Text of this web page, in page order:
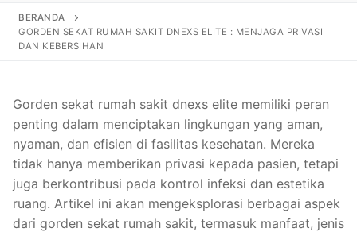
BERANDA
GORDEN SEKAT RUMAH SAKIT DNEXS ELITE : MENJAGA PRIVASI
DAN KEBERSIHAN
Gorden sekat rumah sakit dnexs elite memiliki peran
penting dalam menciptakan lingkungan yang aman,
nyaman, dan efisien di fasilitas kesehatan. Mereka
tidak hanya memberikan privasi kepada pasien, tetapi
juga berkontribusi pada kontrol infeksi dan estetika
ruang. Artikel ini akan mengeksplorasi berbagai aspek
dari gorden sekat rumah sakit, termasuk manfaat, jenis